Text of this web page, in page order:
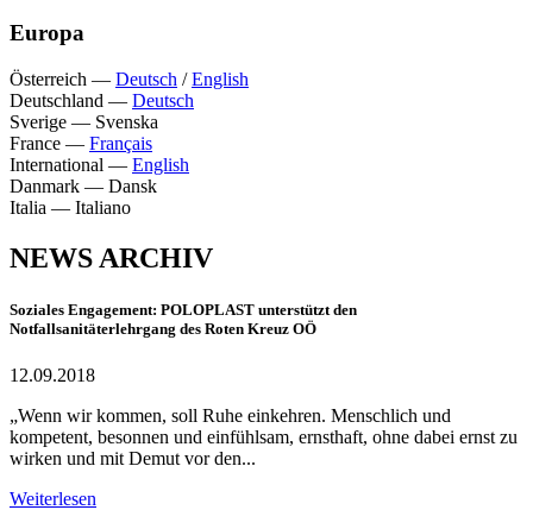
Europa
Österreich — Deutsch /English
Deutschland — Deutsch
Sverige — Svenska
France — Français
International — English
Danmark — Dansk
Italia — Italiano
NEWS ARCHIV
Soziales Engagement: POLOPLAST unterstützt den
Notfallsanitäterlehrgang des Roten Kreuz OÖ
12.09.2018
„Wenn wir kommen, soll Ruhe einkehren. Menschlich und
kompetent, besonnen und einfühlsam, ernsthaft, ohne dabei ernst zu
wirken und mit Demut vor den...
Weiterlesen